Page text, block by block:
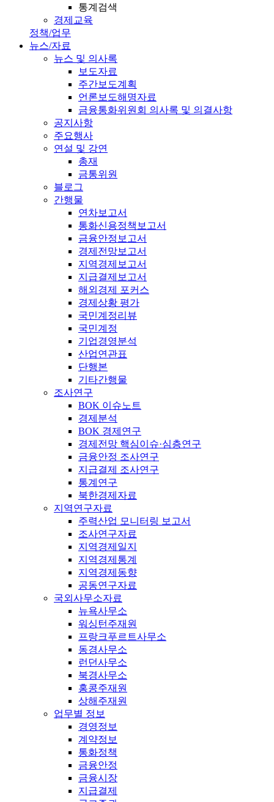
통계검색
경제교육
정책/업무
뉴스/자료
뉴스 및 의사록
보도자료
주간보도계획
언론보도해명자료
금융통화위원회 의사록 및 의결사항
공지사항
주요행사
연설 및 강연
총재
금통위원
블로그
간행물
연차보고서
통화신용정책보고서
금융안정보고서
경제전망보고서
지역경제보고서
지급결제보고서
해외경제 포커스
경제상황 평가
국민계정리뷰
국민계정
기업경영분석
산업연관표
단행본
기타간행물
조사연구
BOK 이슈노트
경제분석
BOK 경제연구
경제전망 핵심이슈·심층연구
금융안정 조사연구
지급결제 조사연구
통계연구
북한경제자료
지역연구자료
주력산업 모니터링 보고서
조사연구자료
지역경제일지
지역경제통계
지역경제동향
공동연구자료
국외사무소자료
뉴욕사무소
워싱턴주재원
프랑크푸르트사무소
동경사무소
런던사무소
북경사무소
홍콩주재원
상해주재원
업무별 정보
경영정보
계약정보
통화정책
금융안정
금융시장
지급결제